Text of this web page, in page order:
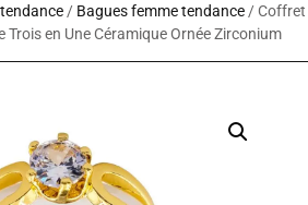
/ Bagues femme tendance/ Coffret
Trois en Une Céramique Ornée Zirconium